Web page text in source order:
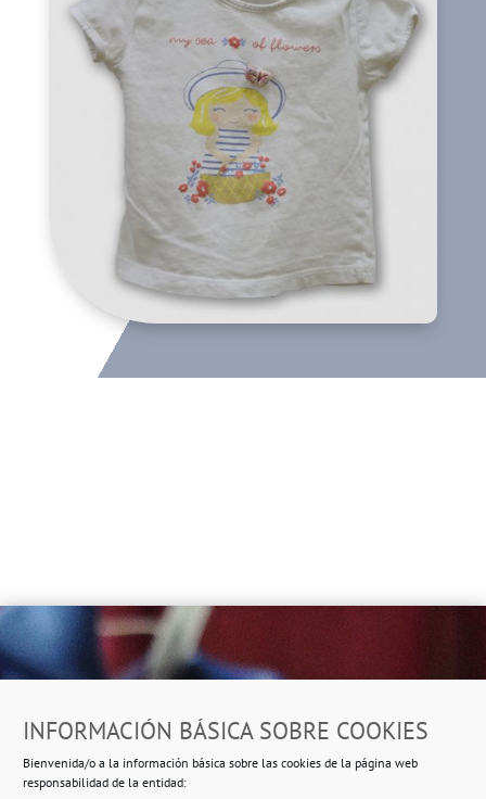
INFORMACIÓN BÁSICA SOBRE COOKIES
Bienvenida/o a la información básica sobre las cookies de la página web
responsabilidad de la entidad:
Ropero Solidario de Usera
Beasáin 25-33posterior, local 3 – 28041 Madrid